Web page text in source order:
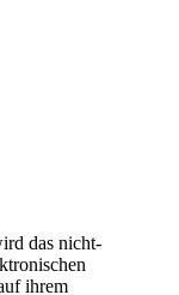
das nicht-
ihrem